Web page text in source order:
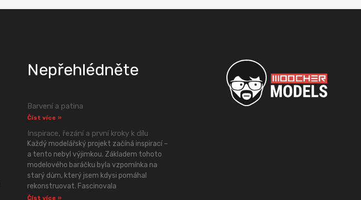
Nepřehlédněte
Barvení a patina
Číst více »
Inspirace, řezání a první kroky k dílu
Každý modelářský projekt začíná inspirací –
a tento nebyl výjimkou. Základem tohoto
modelového baráčku byla vzpomínka na
starý dům, který jsem kdysi pomáhal
rekonstruovat. Fascinovala
Číst více »